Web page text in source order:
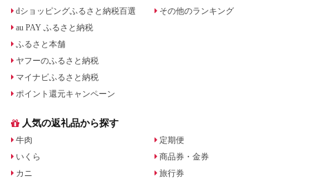
dショッピングふるさと納税百選
au PAY ふるさと納税
ふるさと本舗
ヤフーのふるさと納税
マイナビふるさと納税
ポイント還元キャンペーン
その他のランキング
人気の返礼品から探す
牛肉
いくら
カニ
定期便
商品券・金券
旅行券